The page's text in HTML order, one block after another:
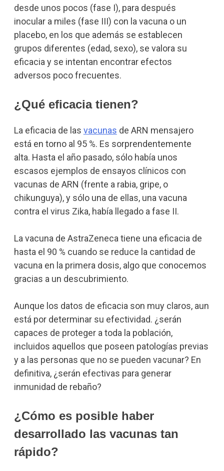
desde unos pocos (fase I), para después
inocular a miles (fase III) con la vacuna o un
placebo, en los que además se establecen
grupos diferentes (edad, sexo), se valora su
eficacia y se intentan encontrar efectos
adversos poco frecuentes.
¿Qué eficacia tienen?
La eficacia de las vacunas de ARN mensajero
está en torno al 95 %. Es sorprendentemente
alta. Hasta el año pasado, sólo había unos
escasos ejemplos de ensayos clínicos con
vacunas de ARN (frente a rabia, gripe, o
chikunguya), y sólo una de ellas, una vacuna
contra el virus Zika, había llegado a fase II.
La vacuna de AstraZeneca tiene una eficacia de
hasta el 90 % cuando se reduce la cantidad de
vacuna en la primera dosis, algo que conocemos
gracias a un descubrimiento.
Aunque los datos de eficacia son muy claros, aun
está por determinar su efectividad. ¿serán
capaces de proteger a toda la población,
incluidos aquellos que poseen patologías previas
y a las personas que no se pueden vacunar? En
definitiva, ¿serán efectivas para generar
inmunidad de rebaño?
¿Cómo es posible haber
desarrollado las vacunas tan
rápido?